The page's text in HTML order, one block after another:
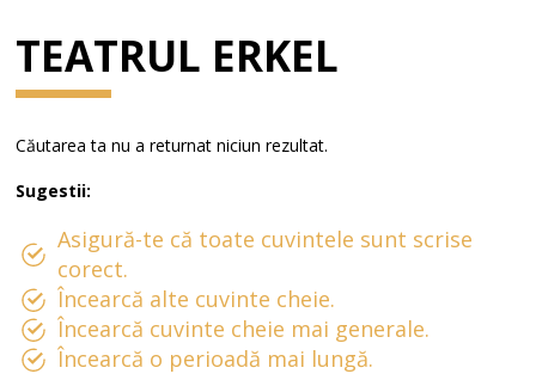
TEATRUL ERKEL
Căutarea ta nu a returnat niciun rezultat.
Sugestii:
Asigură-te că toate cuvintele sunt scrise
corect.
Încearcă alte cuvinte cheie.
Încearcă cuvinte cheie mai generale.
Încearcă o perioadă mai lungă.